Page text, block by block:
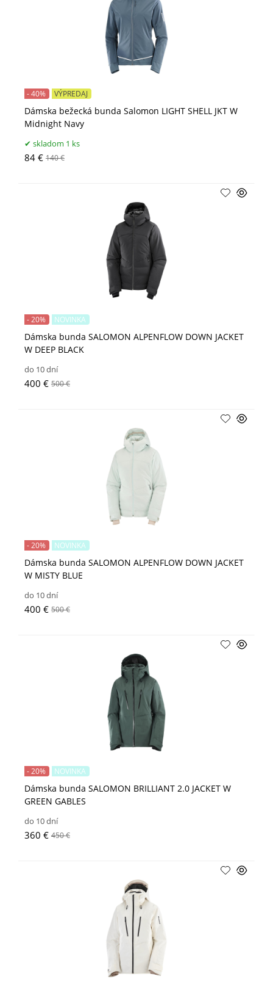
Dámska bežecká bunda Salomon LIGHT SHELL JKT W
Midnight Navy
- 40% VÝPREDAJ
skladom 1 ks
84 € 140 €
Dámska bunda SALOMON ALPENFLOW DOWN JACKET
W DEEP BLACK
- 20% NOVINKA
do 10 dní
400 € 500 €
Dámska bunda SALOMON ALPENFLOW DOWN JACKET
W MISTY BLUE
- 20% NOVINKA
do 10 dní
400 € 500 €
Dámska bunda SALOMON BRILLIANT 2.0 JACKET W
GREEN GABLES
- 20% NOVINKA
do 10 dní
360 € 450 €